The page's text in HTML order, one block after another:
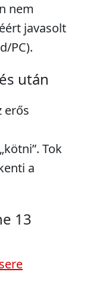
nem
javasolt
PC).
után
erős
Tok
a
13